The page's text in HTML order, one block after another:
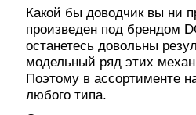
Какой бы доводчик вы ни
произведен под брендом
останетесь довольны
модельный ряд этих
Поэтому в ассортименте
любого типа.